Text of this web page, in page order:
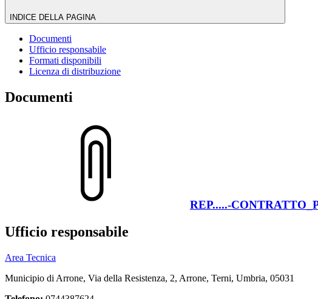
INDICE DELLA PAGINA
Documenti
Ufficio responsabile
Formati disponibili
Licenza di distribuzione
Documenti
REP.....-
Ufficio responsabile
Area Tecnica
Municipio di Arrone, Via della Resistenza, 2, Arrone, Terni, Umbria, 05031